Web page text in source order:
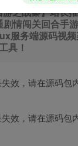
之战秦】站长
情闯关回合手
服务端源码视
具！
效，请在源码包
效，请在源码包